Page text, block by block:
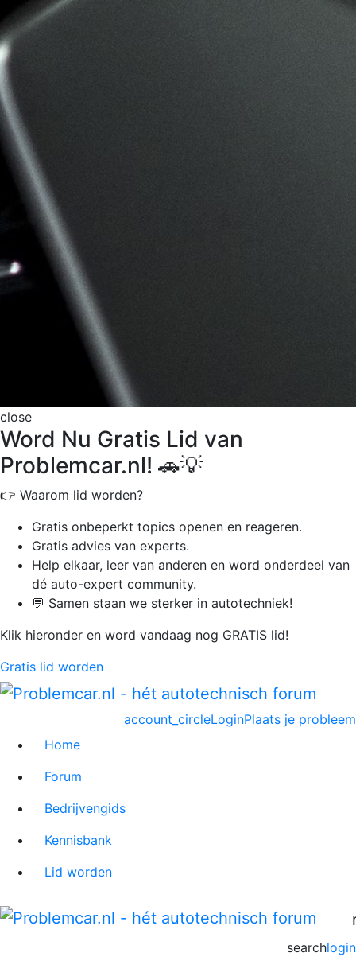
close
Word Nu Gratis Lid van
Problemcar.nl! 🚗💡
👉 Waarom lid worden?
Gratis onbeperkt topics openen en reageren.
Gratis advies van experts.
Help elkaar, leer van anderen en word onderdeel van
dé auto-expert community.
💬 Samen staan we sterker in autotechniek!
Klik hieronder en word vandaag nog GRATIS lid!
Gratis lid worden
Plaats je probleem
account_circleLogin
Home
Forum
Bedrijvengids
Kennisbank
Lid worden
login
search